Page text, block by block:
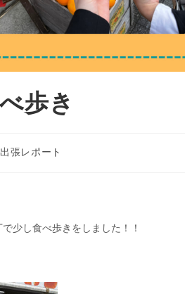
歩き
出張レポート
少し食べ歩きをしました！！